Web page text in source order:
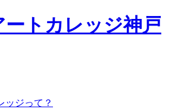
ートカレッジ神戸
ッジって？